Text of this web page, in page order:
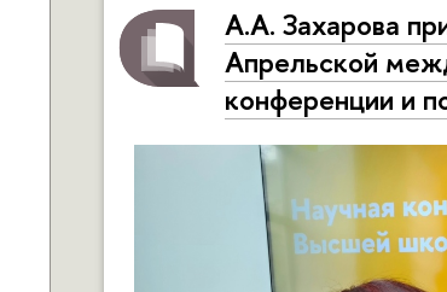
А.А. Захарова
Апрельской
конференции и